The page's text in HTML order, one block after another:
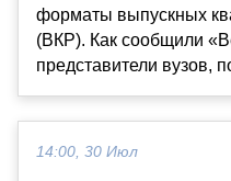
форматы выпускных
(ВКР). Как сообщили
представители вузов,
14:00, 30 Июл